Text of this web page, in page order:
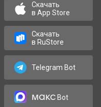
Скачать
в App Store
Скачать
в RuStore
Telegram Bot
максBot